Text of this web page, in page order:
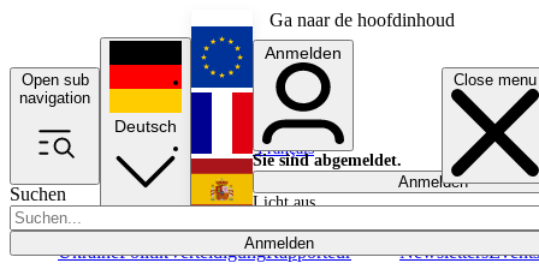
Ga naar de hoofdinhoud
Open sub
navigation
Close menu
Suchen
Anmelden
UkrainePolitikVerteidigungRapporteur NewslettersEvents
Deutsch
English
Français
Anmelden
Sie sind abgemeldet.
Anmelden
Licht aus